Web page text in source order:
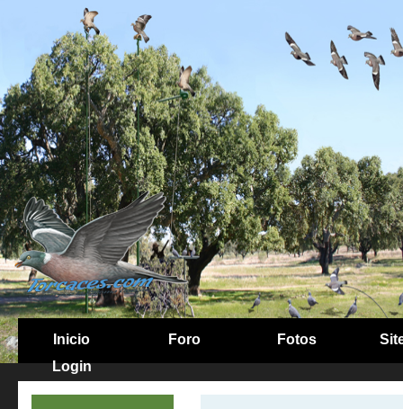
Inicio Foro Fotos
Login